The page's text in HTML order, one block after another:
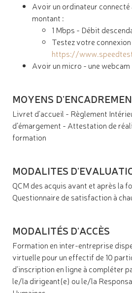
Avoir un ordinateur
montant :
1 Mbps - Débit
Testez votre connexion
https://
Avoir un micro - une webcam
MOYENS
Livret d'accueil - Règlement
d’émargement - Attestation de
formation
MODALITES
QCM des acquis avant et après la
Questionnaire de satisfaction à
MODALITÉS D’ACCÈS
Formation en inter-entreprise
virtuelle pour un effectif de 10
d'inscription en ligne à compléter
le/la dirigeant(e) ou le/la